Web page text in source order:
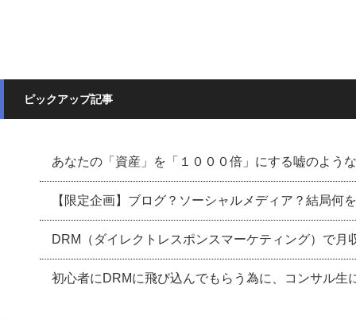
ピックアップ記事
あなたの「資産」を「１０００倍」にする嘘のよう
【限定企画】ブログ？ソーシャルメディア？結局
DRM（ダイレクトレスポンスマーケティング）で
初心者にDRMに飛び込んでもらう為に、コンサル